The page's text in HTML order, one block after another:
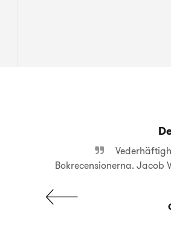
Bokrecensionerna. Jacob